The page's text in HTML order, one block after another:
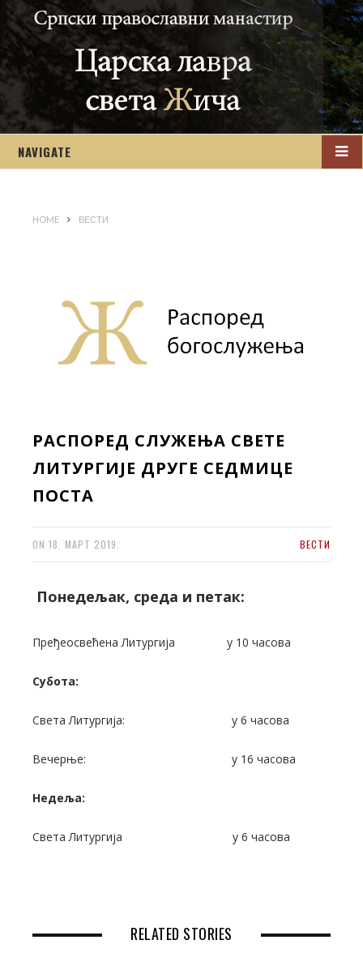
NAVIGATE
HOME ВЕСТИ
РАСПОРЕД СЛУЖЕЊА СВЕТЕ
ЛИТУРГИЈЕ ДРУГЕ СЕДМИЦЕ
ПОСТА
ON 18. МАРТ 2019. ВЕСТИ
Понедељак, среда и петак:
Пређеосвећена Литургија у 10 часова
Субота:
Света Литургија: у 6 часова
Вечерње: у 16 часова
Недеља:
Света Литургија у 6 часова
RELATED STORIES